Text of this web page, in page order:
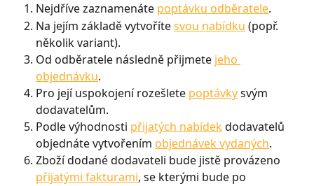
Nejdříve zaznamenáte poptávku odběratele.
Na jejím základě vytvoříte svou nabídku (popř.
několik variant).
Od odběratele následně přijmete jeho
objednávku.
Pro její uspokojení rozešlete poptávky svým
dodavatelům.
Podle výhodnosti přijatých nabídek dodavatelů
objednáte vytvořením objednávek vydaných.
Zboží dodané dodavateli bude jistě provázeno
přijatými fakturami, se kterými bude po